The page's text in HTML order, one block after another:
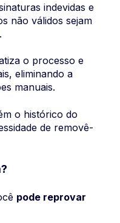
indevidas e
não válidos sejam
o processo e
eliminando a
manuais.
o histórico do
de removê-
pode reprovar